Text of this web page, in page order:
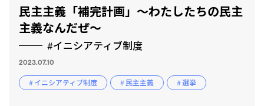
民主主義「補完計画」〜わたしたちの民主
主義なんだぜ〜
#イニシアティブ制度
2023.07.10
# イニシアティブ制度 # 民主主義 # 選挙